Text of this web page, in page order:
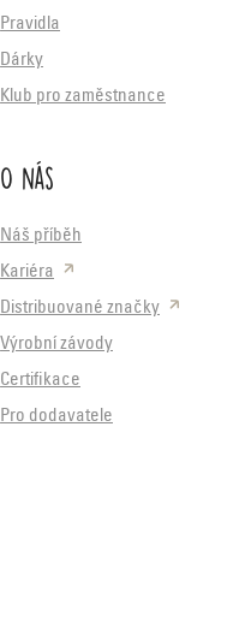
Pravidla
Dárky
Klub pro zaměstnance
O nás
Náš příběh
Kariéra
Distribuované značky
Výrobní závody
Certifikace
Pro dodavatele